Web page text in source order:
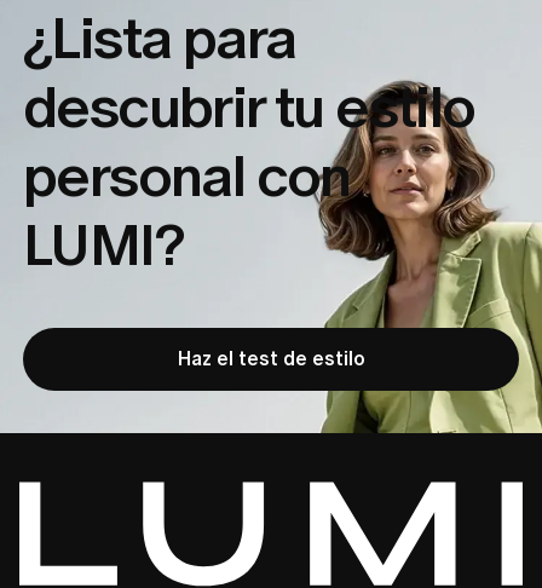
¿Lista para
descubrir tu estilo
personal con
LUMI?
Haz el test de estilo